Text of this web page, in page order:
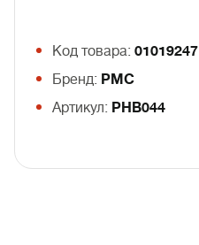
Код товара: 01019247
Бренд: PMC
Артикул: PHB044